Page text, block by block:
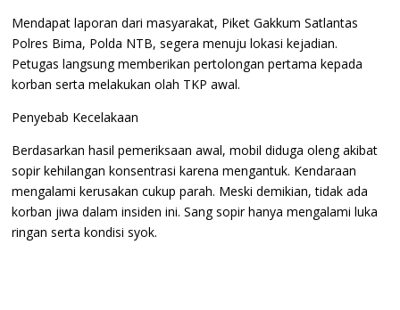
Mendapat laporan dari masyarakat, Piket Gakkum Satlantas
Polres Bima, Polda NTB, segera menuju lokasi kejadian.
Petugas langsung memberikan pertolongan pertama kepada
korban serta melakukan olah TKP awal.
Penyebab Kecelakaan
Berdasarkan hasil pemeriksaan awal, mobil diduga oleng akibat
sopir kehilangan konsentrasi karena mengantuk. Kendaraan
mengalami kerusakan cukup parah. Meski demikian, tidak ada
korban jiwa dalam insiden ini. Sang sopir hanya mengalami luka
ringan serta kondisi syok.